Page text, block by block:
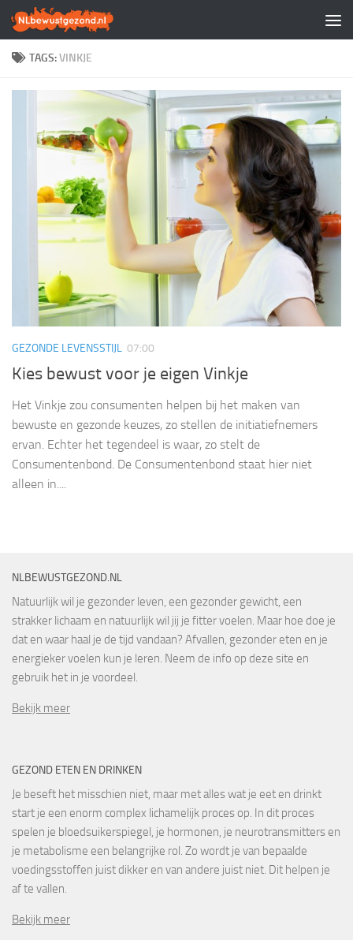
Doorgaan naar inhoud
TAGS:VINKJE
GEZONDE LEVENSSTIJL 07:00
Kies bewust voor je eigen Vinkje
Het Vinkje zou consumenten helpen bij het maken van
bewuste en gezonde keuzes, zo stellen de initiatiefnemers
ervan. Echter het tegendeel is waar, zo stelt de
Consumentenbond. De Consumentenbond staat hier niet
alleen in....
NLBEWUSTGEZOND.NL
Natuurlijk wil je gezonder leven, een gezonder gewicht, een
strakker lichaam en natuurlijk wil jij je fitter voelen. Maar hoe doe je
dat en waar haal je de tijd vandaan? Afvallen, gezonder eten en je
energieker voelen kun je leren. Neem de info op deze site en
gebruik het in je voordeel.
Bekijk meer
GEZOND ETEN EN DRINKEN
Je beseft het misschien niet, maar met alles wat je eet en drinkt
start je een enorm complex lichamelijk proces op. In dit proces
spelen je bloedsuikerspiegel, je hormonen, je neurotransmitters en
je metabolisme een belangrijke rol. Zo wordt je van bepaalde
voedingsstoffen juist dikker en van andere juist niet. Dit helpen je
af te vallen.
Bekijk meer